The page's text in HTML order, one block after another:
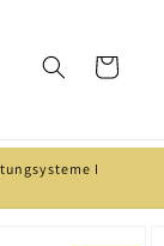
Warenkorb
I